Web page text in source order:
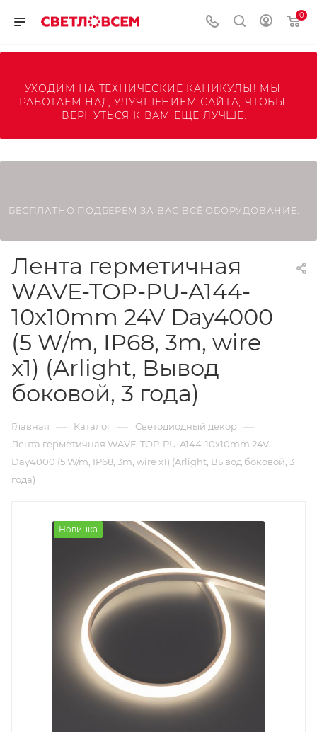
0
УХОДИМ НА ТЕХНИЧЕСКИЕ КАНИКУЛЫ! МЫ
РАБОТАЕМ НАД УЛУЧШЕНИЕМ САЙТА, ЧТОБЫ
ВЕРНУТЬСЯ К ВАМ ЕЩЕ ЛУЧШЕ.
БЕСПЛАТНО ПОДБЕРЕМ ЗА ВАС ВСЁ ОБОРУДОВАНИЕ.
Лента герметичная
WAVE-TOP-PU-A144-
10x10mm 24V Day4000
(5 W/m, IP68, 3m, wire
x1) (Arlight, Вывод
боковой, 3 года)
Главная — Каталог — Светодиодный декор —
Лента герметичная WAVE-TOP-PU-A144-10x10mm 24V
Day4000 (5 W/m, IP68, 3m, wire x1) (Arlight, Вывод боковой, 3
года)
Новинка